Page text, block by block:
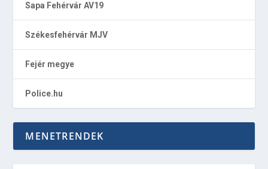
Sapa Fehérvár AV19
Székesfehérvár MJV
Fejér megye
Police.hu
MENETRENDEK